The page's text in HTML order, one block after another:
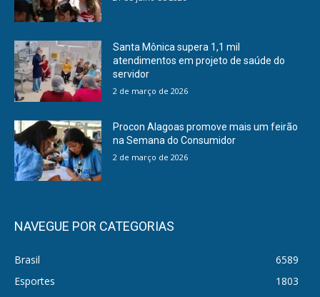
Santa Mônica supera 1,1 mil
atendimentos em projeto de saúde do
servidor
2 de março de 2026
Procon Alagoas promove mais um feirão
na Semana do Consumidor
2 de março de 2026
NAVEGUE POR CATEGORIAS
Brasil
6589
Esportes
1803